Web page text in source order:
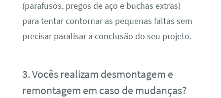
(parafusos, pregos de aço e buchas extras)
para tentar contornar as pequenas faltas sem
precisar paralisar a conclusão do seu projeto.
3. Vocês realizam desmontagem e
remontagem em caso de mudanças?